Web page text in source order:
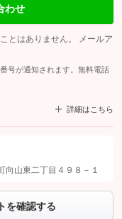
わせ
とはありません。 メールア
号が通知されます。無料電話
詳細はこちら
から「許可する」ボタンを押
合わせを
向山東二丁目４９８－１
を確認する